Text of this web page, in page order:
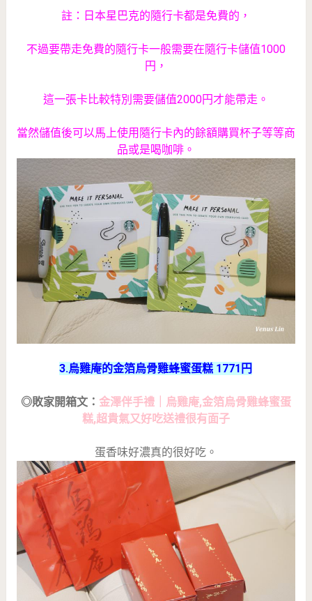
註：日本星巴克的隨行卡都是免費的，
不過要帶走免費的隨行卡一般需要在隨行卡儲值1000
円，
這一張卡比較特別需要儲值2000円才能帶走。
當然儲值後可以馬上使用隨行卡內的餘額購買杯子等等商
品或是喝咖啡。
3.烏雞庵的金箔烏骨雞蜂蜜蛋糕 1771円
◎敗家開箱文： 金澤伴手禮｜烏雞庵,金箔烏骨雞蜂蜜蛋
糕,超貴氣又好吃送禮很有面子
蛋香味好濃真的很好吃。